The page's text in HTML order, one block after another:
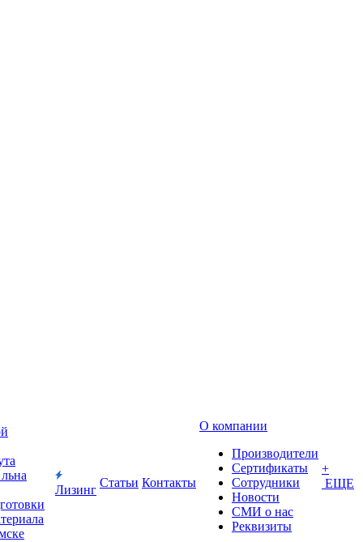
Лизинг
Статьи Контакты
О компании
Производители
Сертификаты
Сотрудники
Новости
СМИ о нас
Реквизиты
+
ЕЩЕ